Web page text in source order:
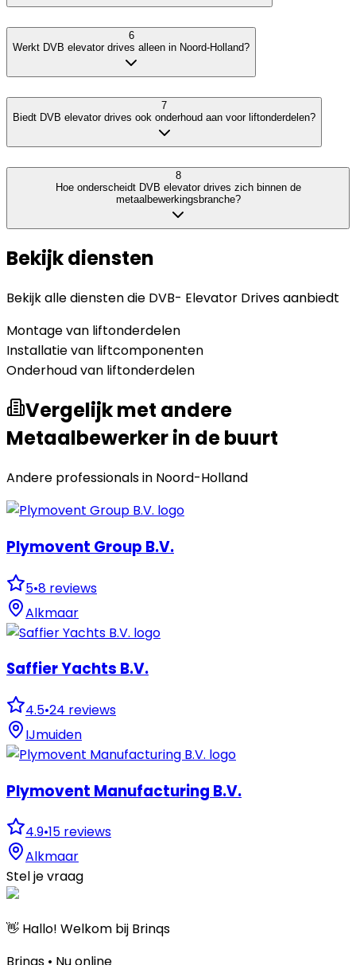
6
Werkt DVB elevator drives alleen in Noord-Holland?
7
Biedt DVB elevator drives ook onderhoud aan voor liftonderdelen?
8
Hoe onderscheidt DVB elevator drives zich binnen de
metaalbewerkingsbranche?
Bekijk diensten
Bekijk alle diensten die DVB- Elevator Drivesaanbiedt
Montage van liftonderdelen
Installatie van liftcomponenten
Onderhoud van liftonderdelen
Vergelijk met andere
Metaalbewerker in de buurt
Andere professionals in Noord-Holland
Plymovent Group B.V.
5•8 reviews
Alkmaar
Saffier Yachts B.V.
4.5•24 reviews
IJmuiden
Plymovent Manufacturing B.V.
4.9•15 reviews
Alkmaar
Stel je vraag
👋 Hallo! Welkom bij Brinqs